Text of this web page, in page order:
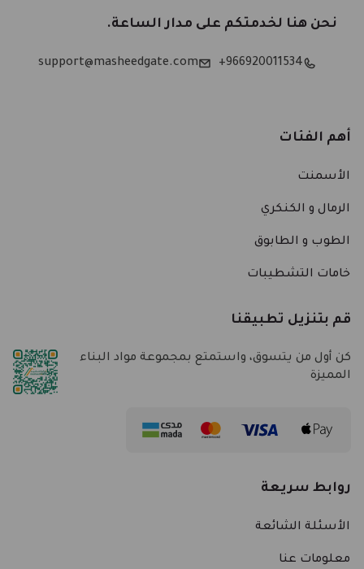
نحن هنا لخدمتكم على مدار الساعة.
966920011534+
support@masheedgate.com
أهم الفئات
الأسمنت
الرمال و الكنكري
الطوب و الطابوق
خامات التشطيبات
قم بتنزيل تطبيقنا
كن أول من يتسوق، واستمتع بمجموعة مواد البناء
المميزة
روابط سريعة
الأسئلة الشائعة
معلومات عنا